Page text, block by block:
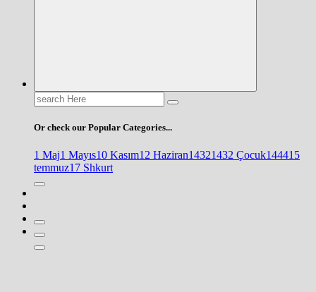
Search
for:
Or check our Popular Categories...
1 Maj1 Mayıs10 Kasım12 Haziran14321432 Çocuk144415
temmuz17 Shkurt